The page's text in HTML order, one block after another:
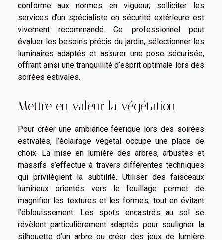
conforme aux normes en vigueur, solliciter les
services d’un spécialiste en sécurité extérieure est
vivement recommandé. Ce professionnel peut
évaluer les besoins précis du jardin, sélectionner les
luminaires adaptés et assurer une pose sécurisée,
offrant ainsi une tranquillité d’esprit optimale lors des
soirées estivales.
Mettre en valeur la végétation
Pour créer une ambiance féerique lors des soirées
estivales, l’éclairage végétal occupe une place de
choix. La mise en lumière des arbres, arbustes et
massifs s’effectue à travers différentes techniques
qui privilégient la subtilité. Utiliser des faisceaux
lumineux orientés vers le feuillage permet de
magnifier les textures et les formes, tout en évitant
l’éblouissement. Les spots encastrés au sol se
révèlent particulièrement adaptés pour souligner la
silhouette d’un arbre ou créer des jeux de lumière